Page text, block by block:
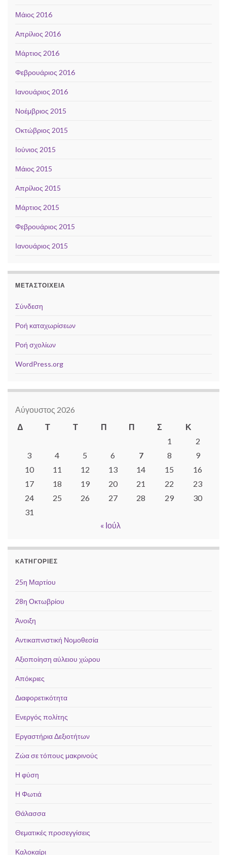
Μάιος 2016
Απρίλιος 2016
Μάρτιος 2016
Φεβρουάριος 2016
Ιανουάριος 2016
Νοέμβριος 2015
Οκτώβριος 2015
Ιούνιος 2015
Μάιος 2015
Απρίλιος 2015
Μάρτιος 2015
Φεβρουάριος 2015
Ιανουάριος 2015
ΜΕΤΑΣΤΟΙΧΕΊΑ
Σύνδεση
Ροή καταχωρίσεων
Ροή σχολίων
WordPress.org
Αύγουστος 2026
Δ
Τ Τ Π Π Σ
Κ
1
2
3
4 5 6 7 8
9
10
11 12 13 14 15
16
17
18 19 20 21 22
23
24
25 26 27 28 29
30
31
« Ιούλ
KΑΤΗΓΟΡΊΕΣ
25η Μαρτίου
28η Οκτωβρίου
Άνοιξη
Αντικαπνιστική Νομοθεσία
Αξιοποίηση αύλειου χώρου
Απόκριες
Διαφορετικότητα
Ενεργός πολίτης
Εργαστήρια Δεξιοτήτων
Ζώα σε τόπους μακρινούς
Η φύση
Η Φωτιά
Θάλασσα
Θεματικές προσεγγίσεις
Καλοκαίρι